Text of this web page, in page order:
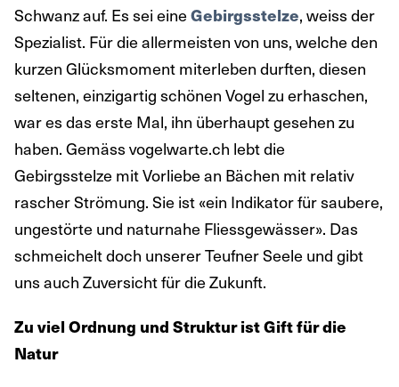
Schwanz auf. Es sei eineGebirgsstelze, weiss der
Spezialist. Für die allermeisten von uns, welche den
kurzen Glücksmoment miterleben durften, diesen
seltenen, einzigartig schönen Vogel zu erhaschen,
war es das erste Mal, ihn überhaupt gesehen zu
haben. Gemäss vogelwarte.ch lebt die
Gebirgsstelze mit Vorliebe an Bächen mit relativ
rascher Strömung. Sie ist «ein Indikator für saubere,
ungestörte und naturnahe Fliessgewässer». Das
schmeichelt doch unserer Teufner Seele und gibt
uns auch Zuversicht für die Zukunft.
Zu viel Ordnung und Struktur ist Gift für die
Natur